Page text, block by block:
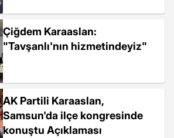
Çiğdem Karaaslan:
"Tavşanlı'nın hizmetindeyiz"
AK Partili Karaaslan,
Samsun'da ilçe kongresinde
konuştu Açıklaması